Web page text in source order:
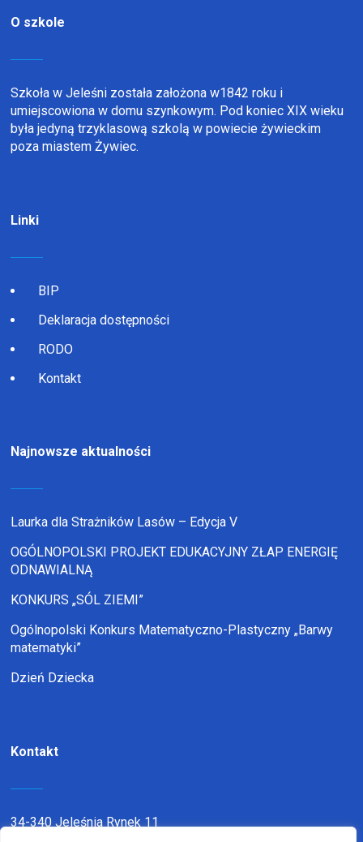
O szkole
Szkoła w Jeleśni została założona w1842 roku i
umiejscowiona w domu szynkowym. Pod koniec XIX wieku
była jedyną trzyklasową szkolą w powiecie żywieckim
poza miastem Żywiec.
Linki
BIP
Deklaracja dostępności
RODO
Kontakt
Najnowsze aktualności
Laurka dla Strażników Lasów – Edycja V
OGÓLNOPOLSKI PROJEKT EDUKACYJNY ZŁAP ENERGIĘ
ODNAWIALNĄ
KONKURS „SÓL ZIEMI”
Ogólnopolski Konkurs Matematyczno-Plastyczny „Barwy
matematyki”
Dzień Dziecka
Kontakt
34-340 Jeleśnia Rynek 11